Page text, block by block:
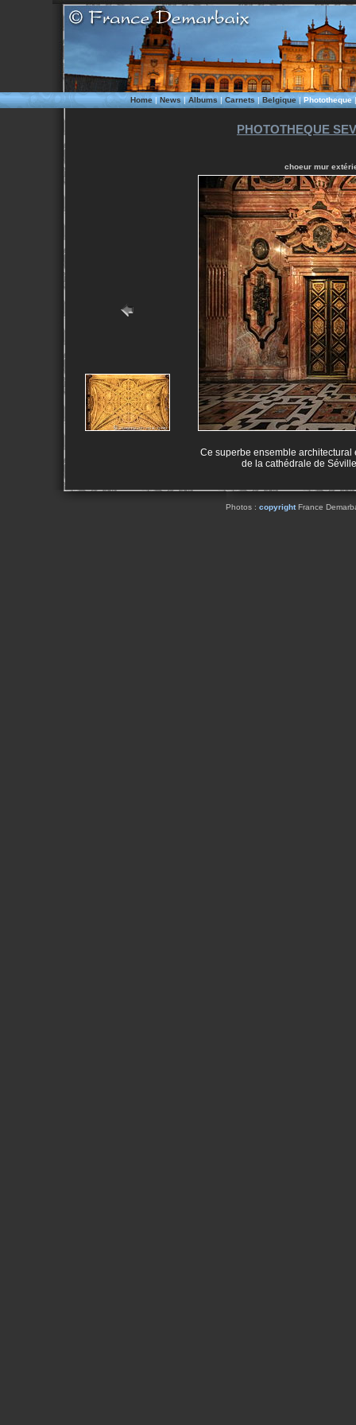
Home|News|Albums|Carnets|Belgique|Phototheque
PHOTOTHEQUE
choeur mur
Ce superbe ensemble
de la cathédrale de
Photos : copyrightFrance